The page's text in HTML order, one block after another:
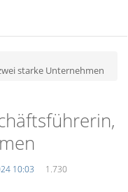
starke Unternehmen
10:03 1.730